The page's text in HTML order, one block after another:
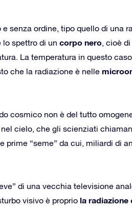
senza ordine, tipo quello di una
lo spettro di un corpo nero, cioè
La temperatura in questo
che la radiazione è nelle
cosmico non è del tutto
cielo, che gli scienziati
“seme” da cui, miliardi di
di una vecchia televisione
visivo è proprio la